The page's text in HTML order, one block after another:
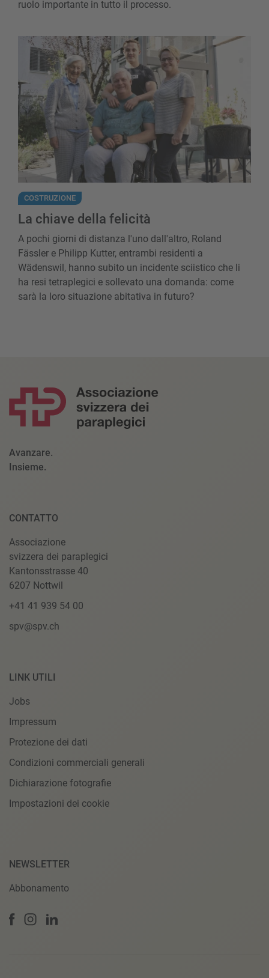
ruolo importante in tutto il processo.
La chiave della felicità
COSTRUZIONE
La chiave della felicità
A pochi giorni di distanza l'uno dall'altro, Roland
Fässler e Philipp Kutter, entrambi residenti a
Wädenswil, hanno subito un incidente sciistico che li
ha resi tetraplegici e sollevato una domanda: come
sarà la loro situazione abitativa in futuro?
Avanzare.
Insieme.
CONTATTO
Associazione
svizzera dei paraplegici
Kantonsstrasse 40
6207 Nottwil
+41 41 939 54 00
spv@spv.ch
LINK UTILI
Jobs
Impressum
Protezione dei dati
Condizioni commerciali generali
Dichiarazione fotografie
Impostazioni dei cookie
NEWSLETTER
Abbonamento